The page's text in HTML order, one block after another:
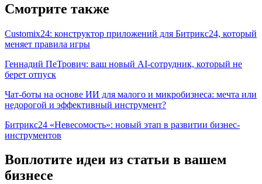
Смотрите также
Customix24: конструктор приложений для Битрикс24, который
меняет правила игры
Геннадий ПеТрович: ваш новый AI-сотрудник, который не
берет отпуск
Чат-боты на основе ИИ для малого и микробизнеса: мечта или
недорогой и эффективный инструмент?
Битрикс24 «Невесомость»: новый этап в развитии бизнес-
инструментов
Воплотите идеи из статьи в вашем
бизнесе